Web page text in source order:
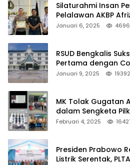
Silaturahmi Insan
Pelalawan AKBP
Januari 6, 2025
RSUD Bengkalis
Pertama dengan
Januari 9, 2025 19392
MK Tolak Gugatan
dalam Sengketa
Februari 4, 2025
Presiden Prabowo
Listrik Serentak,